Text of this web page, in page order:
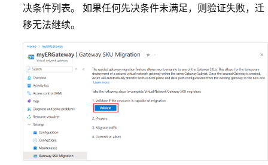
决条件列表。 如果任何先决条件未满足，则验证失败，迁
移无法继续。